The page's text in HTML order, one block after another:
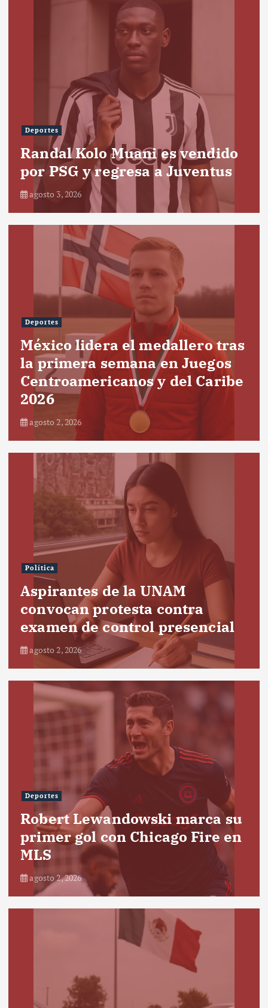
Deportes
Randal Kolo Muani es vendido
por PSG y regresa a Juventus
agosto 3, 2026
Deportes
México lidera el medallero tras
la primera semana en Juegos
Centroamericanos y del Caribe
2026
agosto 2, 2026
Política
Aspirantes de la UNAM
convocan protesta contra
examen de control presencial
agosto 2, 2026
Deportes
Robert Lewandowski marca su
primer gol con Chicago Fire en
MLS
agosto 2, 2026